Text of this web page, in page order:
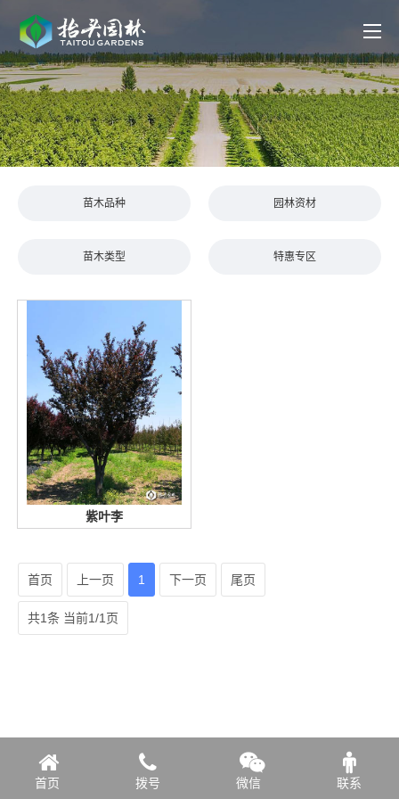
苗木品种 园林资材
苗木类型 特惠专区
紫叶李
首页 上一页 1 下一页 尾页
共1条 当前1/1页
首页 拨号 微信 联系